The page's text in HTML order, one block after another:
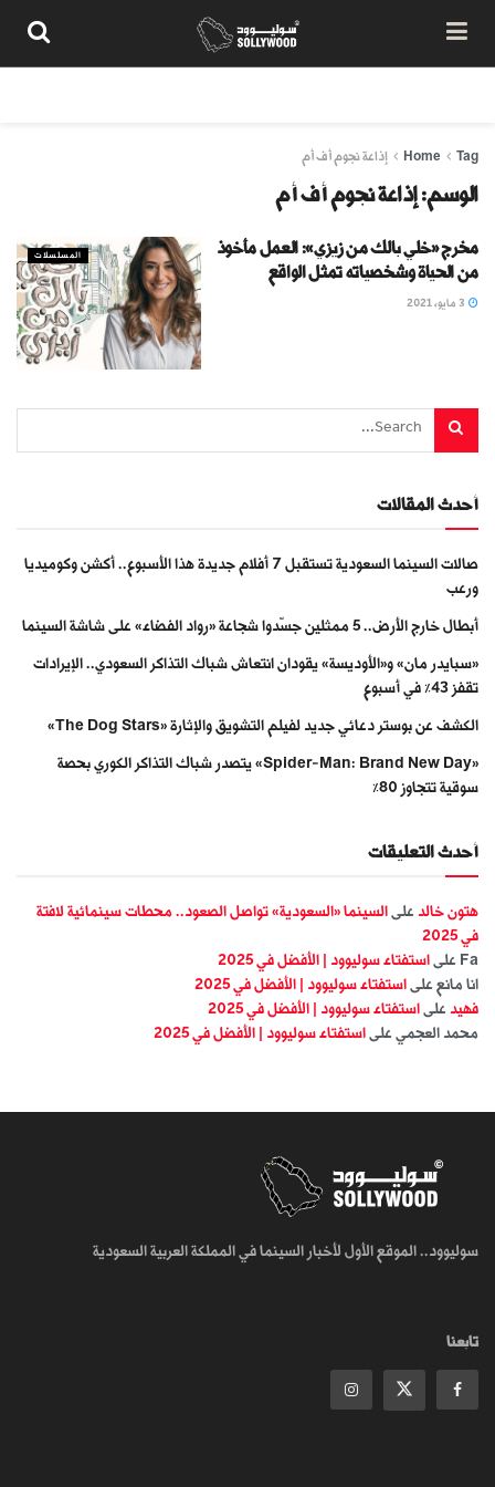
Home Tag إذاعة نجوم أف أم
الوسم:إذاعة نجوم أف أم
المسلسلات
مخرج «خلي بالك من زيزي»: العمل مأخوذ
من الحياة وشخصياته تمثل الواقع
أحدث المقالات
صالات السينما السعودية تستقبل 7 أفلام جديدة هذا الأسبوع.. أكشن وكوميديا
ورعب
أبطال خارج الأرض.. 5 ممثلين جسّدوا شجاعة «رواد الفضاء» على شاشة السينما
«سبايدر مان» و«الأوديسة» يقودان انتعاش شباك التذاكر السعودي.. الإيرادات
تقفز 43% في أسبوع
الكشف عن بوستر دعائي جديد لفيلم التشويق والإثارة «The Dog Stars»
«Spider-Man: Brand New Day» يتصدر شباك التذاكر الكوري بحصة
سوقية تتجاوز 80%
أحدث التعليقات
هتون خالد على السينما «السعودية» تواصل الصعود.. محطات سينمائية لافتة
في 2025
Fa على استفتاء سوليوود | الأفضل في 2025
انا مانع على استفتاء سوليوود | الأفضل في 2025
فهيد على استفتاء سوليوود | الأفضل في 2025
محمد العجمي على استفتاء سوليوود | الأفضل في 2025
سوليوود.. الموقع الأول لأخبار السينما في المملكة العربية السعودية
تابعنا